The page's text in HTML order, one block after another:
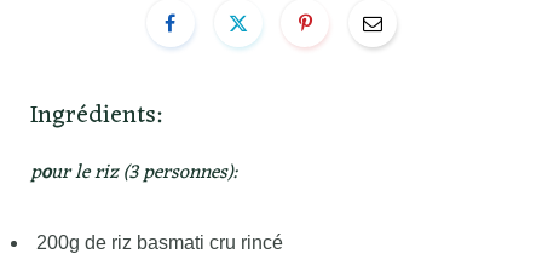
Ingrédients:
pour le riz (3 personnes):
200g de riz basmati cru rincé